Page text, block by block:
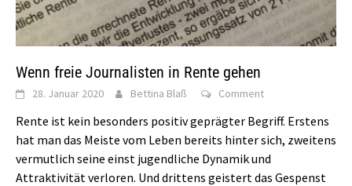
Wenn freie Journalisten in Rente gehen
28. Januar 2020 Bettina Blaß Comment
Rente ist kein besonders positiv geprägter Begriff. Erstens
hat man das Meiste vom Leben bereits hinter sich, zweitens
vermutlich seine einst jugendliche Dynamik und
Attraktivität verloren. Und drittens geistert das Gespenst